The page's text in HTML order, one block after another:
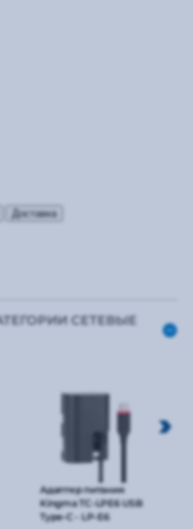
Доставка
СЕТЕВЫЕ
Адаптер питания
Kingma TC-LPE6 USB
Type-C - LP-E6